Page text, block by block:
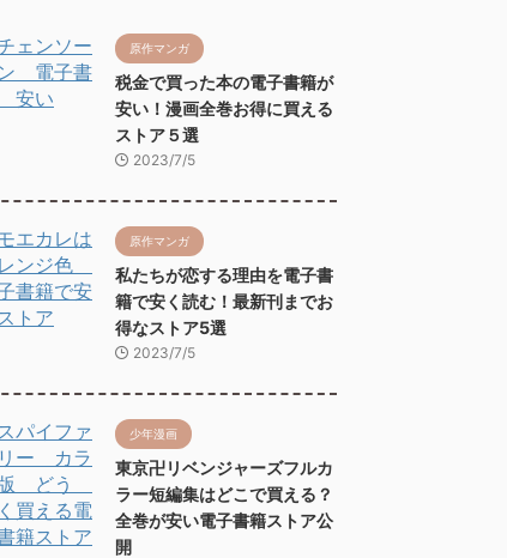
原作マンガ
税金で買った本の電子書籍が
安い！漫画全巻お得に買える
ストア５選
2023/7/5
原作マンガ
私たちが恋する理由を電子書
籍で安く読む！最新刊までお
得なストア5選
2023/7/5
少年漫画
東京卍リベンジャーズフルカ
ラー短編集はどこで買える？
全巻が安い電子書籍ストア公
開